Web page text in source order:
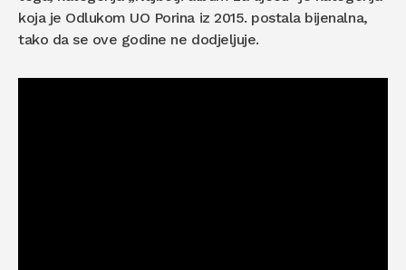
koja je Odlukom UO Porina iz 2015. postala bijenalna,
tako da se ove godine ne dodjeljuje.